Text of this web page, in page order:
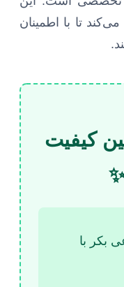
تا با اطمینان
کیفیت
بکر با